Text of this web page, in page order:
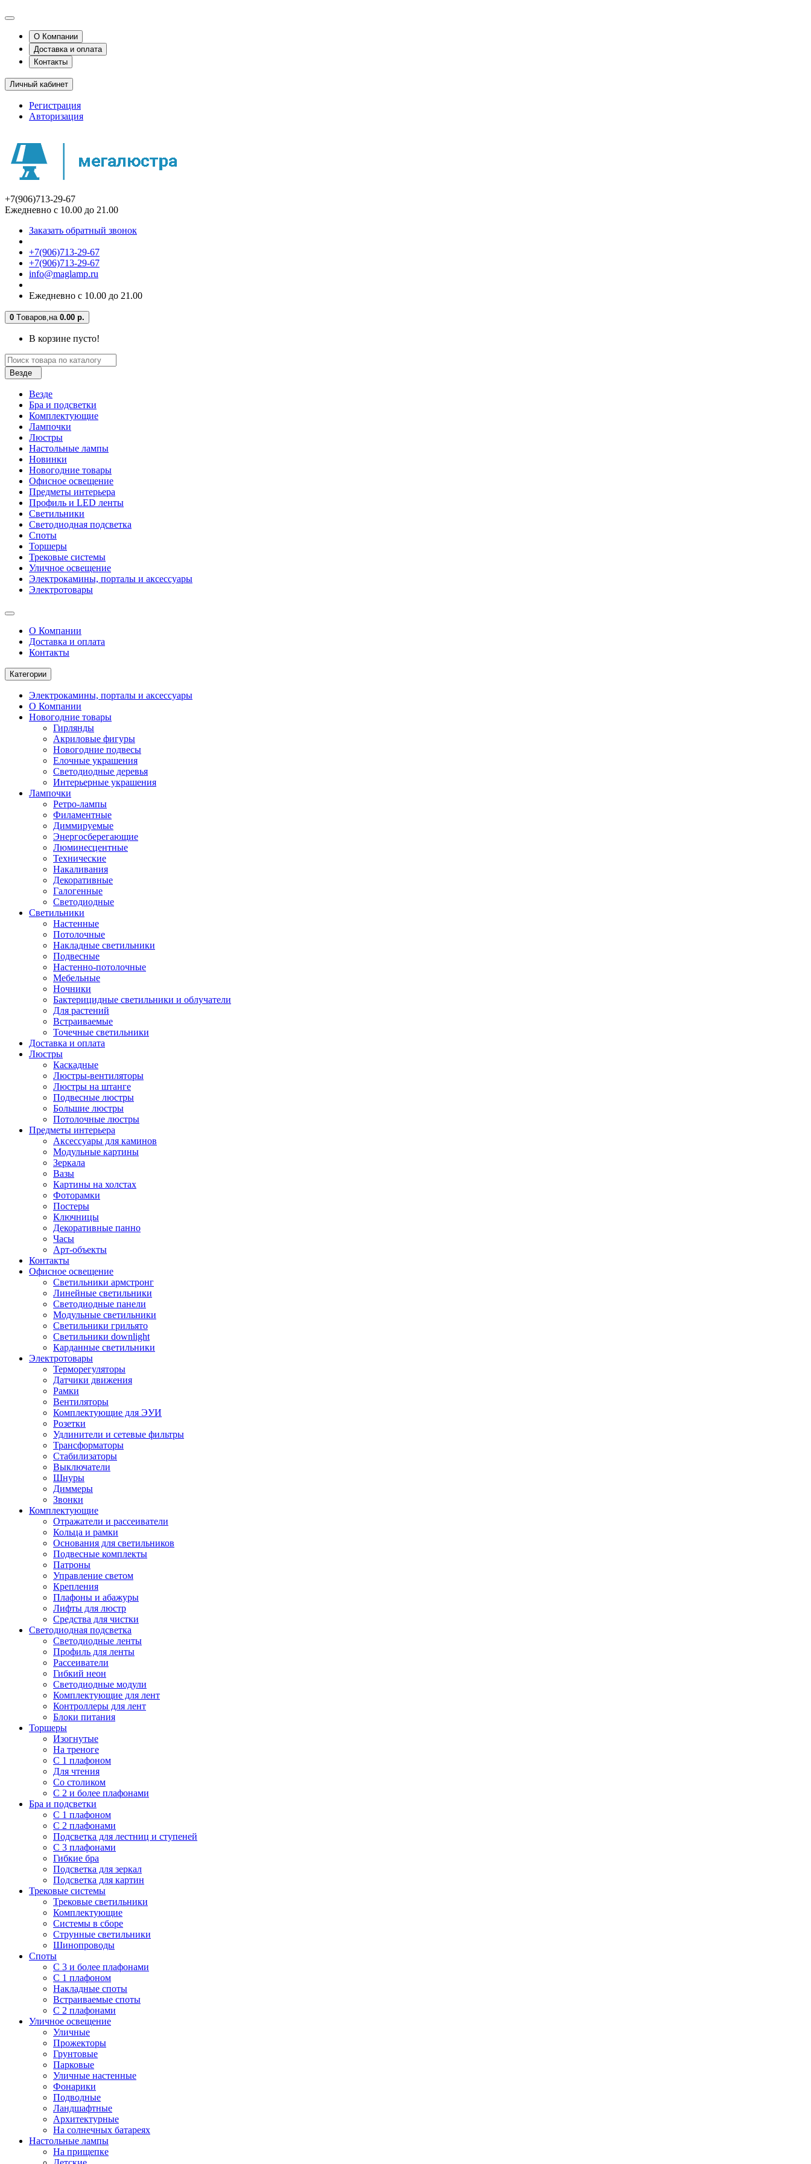
О Компании
Доставка и оплата
Контакты
Личный кабинет
Регистрация
Авторизация
+7(906)713-29-67
Ежедневно с 10.00 до 21.00
Заказать обратный звонок
+7(906)713-29-67
+7(906)713-29-67
info@maglamp.ru
Ежедневно с 10.00 до 21.00
0 Tоваров,на 0.00 р.
В корзине пусто!
Везде
Везде
Бра и подсветки
Комплектующие
Лампочки
Люстры
Настольные лампы
Новинки
Новогодние товары
Офисное освещение
Предметы интерьера
Профиль и LED ленты
Светильники
Светодиодная подсветка
Споты
Торшеры
Трековые системы
Уличное освещение
Электрокамины, порталы и аксессуары
Электротовары
О Компании
Доставка и оплата
Контакты
Категории
Электрокамины, порталы и аксессуары
О Компании
Новогодние товары
Гирлянды
Акриловые фигуры
Новогодние подвесы
Елочные украшения
Светодиодные деревья
Интерьерные украшения
Лампочки
Ретро-лампы
Филаментные
Диммируемые
Энергосберегающие
Люминесцентные
Технические
Накаливания
Декоративные
Галогенные
Светодиодные
Светильники
Настенные
Потолочные
Накладные светильники
Подвесные
Настенно-потолочные
Мебельные
Ночники
Бактерицидные светильники и облучатели
Для растений
Встраиваемые
Точечные светильники
Доставка и оплата
Люстры
Каскадные
Люстры-вентиляторы
Люстры на штанге
Подвесные люстры
Большие люстры
Потолочные люстры
Предметы интерьера
Аксессуары для каминов
Модульные картины
Зеркала
Вазы
Картины на холстах
Фоторамки
Постеры
Ключницы
Декоративные панно
Часы
Арт-объекты
Контакты
Офисное освещение
Светильники армстронг
Линейные светильники
Светодиодные панели
Модульные светильники
Светильники грильято
Светильники downlight
Карданные светильники
Электротовары
Терморегуляторы
Датчики движения
Рамки
Вентиляторы
Комплектующие для ЭУИ
Розетки
Удлинители и сетевые фильтры
Трансформаторы
Стабилизаторы
Выключатели
Шнуры
Диммеры
Звонки
Комплектующие
Отражатели и рассеиватели
Кольца и рамки
Основания для светильников
Подвесные комплекты
Патроны
Управление светом
Крепления
Плафоны и абажуры
Лифты для люстр
Средства для чистки
Светодиодная подсветка
Светодиодные ленты
Профиль для ленты
Рассеиватели
Гибкий неон
Светодиодные модули
Комплектующие для лент
Контроллеры для лент
Блоки питания
Торшеры
Изогнутые
На треноге
С 1 плафоном
Для чтения
Со столиком
С 2 и более плафонами
Бра и подсветки
С 1 плафоном
С 2 плафонами
Подсветка для лестниц и ступеней
С 3 плафонами
Гибкие бра
Подсветка для зеркал
Подсветка для картин
Трековые системы
Трековые светильники
Комплектующие
Системы в сборе
Струнные светильники
Шинопроводы
Споты
С 3 и более плафонами
С 1 плафоном
Накладные споты
Встраиваемые споты
С 2 плафонами
Уличное освещение
Уличные
Прожекторы
Грунтовые
Парковые
Уличные настенные
Фонарики
Подводные
Ландшафтные
Архитектурные
На солнечных батареях
Настольные лампы
На прищепке